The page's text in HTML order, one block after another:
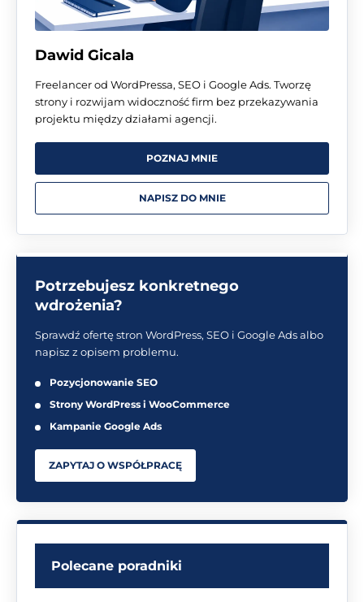
Dawid Gicala
Freelancer od WordPressa, SEO i Google Ads. Tworzę
strony i rozwijam widoczność firm bez przekazywania
projektu między działami agencji.
POZNAJ MNIE
NAPISZ DO MNIE
Potrzebujesz konkretnego
wdrożenia?
Sprawdź ofertę stron WordPress, SEO i Google Ads albo
napisz z opisem problemu.
Pozycjonowanie SEO
Strony WordPress i WooCommerce
Kampanie Google Ads
ZAPYTAJ O WSPÓŁPRACĘ
Polecane poradniki